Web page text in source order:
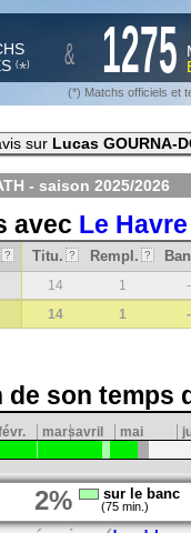
(*) & 1275
(*) Matchs officiels et
sur Lucas GOURNA-
- saison 2025/2026
avec Le Havre
? Titu. ? Rempl. ?
14 1
-
14 1 -
son temps
marsavril mai
2% sur le banc
(75 min.)